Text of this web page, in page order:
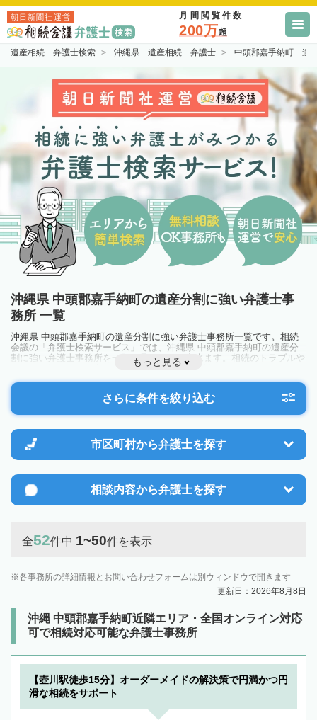
朝日新聞社運営 月間閲覧件数
200万超
遺産相続 弁護士検索 沖縄県 遺産相続 弁護士 中頭郡嘉手納町 遺
沖縄県 中頭郡嘉手納町の遺産分割に強い弁護士事
務所 一覧
沖縄県 中頭郡嘉手納町の遺産分割に強い弁護士事務所一覧です。相続
会議の「弁護士検索サービス」では、沖縄県 中頭郡嘉手納町の遺産分
割に強い弁護士事務所を一覧で見ることが出来ます。相続のトラブルや
お悩みを抱えている方は一度近隣の弁護士に相談してみましょう。
もっと見る
さらに条件を絞り込む
市区町村から弁護士を探す
相談内容から弁護士を探す
全52件中 1~50件を表示
各事務所の詳細情報とお問い合わせフォームは別ウィンドウで開きます
更新日：2026年8月8日
沖縄 中頭郡嘉手納町近隣エリア・全国オンライン対応
可で相続対応可能な弁護士事務所
【壺川駅徒歩15分】オーダーメイドの解決策で円満かつ円
滑な相続をサポート